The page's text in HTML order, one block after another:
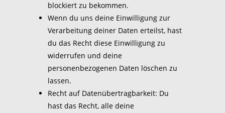
blockiert zu bekommen.
Wenn du uns deine Einwilligung zur
Verarbeitung deiner Daten erteilst, hast
du das Recht diese Einwilligung zu
widerrufen und deine
personenbezogenen Daten löschen zu
lassen.
Recht auf Datenübertragbarkeit: Du
hast das Recht, alle deine